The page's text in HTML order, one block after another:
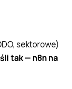
sektorowe)
tak — n8n na